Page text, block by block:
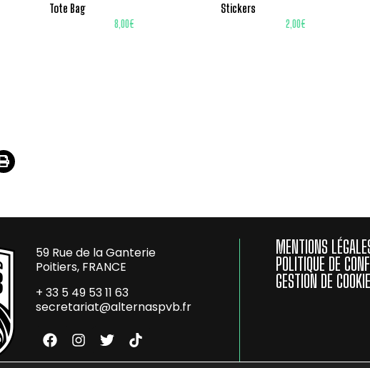
Tote Bag
8,00€
Stickers
2,00€
59 Rue de la Ganterie
Poitiers, FRANCE
+ 33 5 49 53 11 63
secretariat@alternaspvb.fr
MENTIONS
POLITIQUE DE
GESTION DE